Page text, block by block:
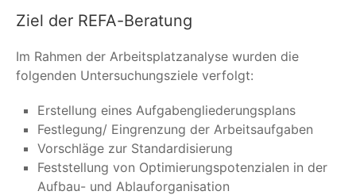
Ziel der REFA-Beratung
Im Rahmen der Arbeitsplatzanalyse wurden die
folgenden Untersuchungsziele verfolgt:
Erstellung eines Aufgabengliederungsplans
Festlegung/ Eingrenzung der Arbeitsaufgaben
Vorschläge zur Standardisierung
Feststellung von Optimierungspotenzialen in der
Aufbau- und Ablauforganisation